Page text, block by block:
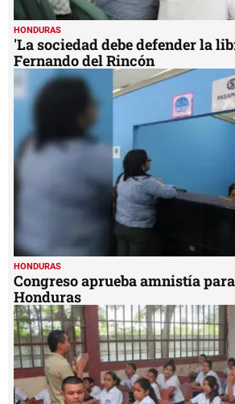
HONDURAS
'La sociedad debe defender la
Fernando del Rincón
HONDURAS
Congreso aprueba amnistía
Honduras